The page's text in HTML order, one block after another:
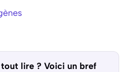
lire ? Voici un bref